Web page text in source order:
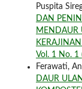
Puspita
DAN
MENDAUR
Vol. 1 No. 1
Ferawati,
DAUR